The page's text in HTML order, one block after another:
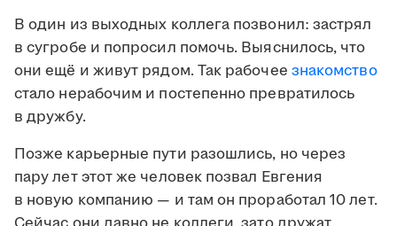
В один из выходных коллега позвонил: застрял
в сугробе и попросил помочь. Выяснилось, что
они ещё и живут рядом. Так рабочее знакомство
стало нерабочим и постепенно превратилось
в дружбу.
Позже карьерные пути разошлись, но через
пару лет этот же человек позвал Евгения
в новую компанию — и там он проработал 10 лет.